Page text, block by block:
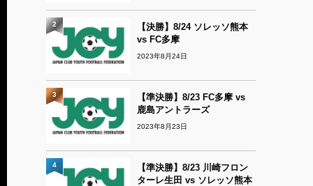
【決勝】8/24 ソレッソ熊本
vs FC多摩
2023年8月24日
2
【準決勝】8/23 FC多摩 vs
鹿島アントラーズ
2023年8月23日
3
【準決勝】8/23 川崎フロン
ターレ生田 vs ソレッソ熊本
4